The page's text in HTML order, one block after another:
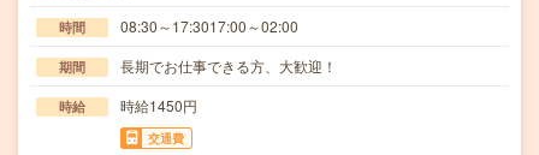
時間 08:30～17:3017:00～02:00
期間 長期でお仕事できる方、大歓迎！
時給 時給1450円
交通費